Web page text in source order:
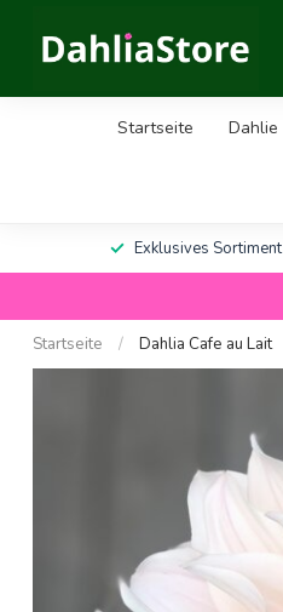
Startseite Dahlie
Exklusives Sortiment
Startseite / Dahlia Cafe au Lait